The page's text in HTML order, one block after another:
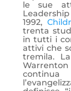
le sue
1992,
trenta
in tutti i
attivi che
tremila.
continua